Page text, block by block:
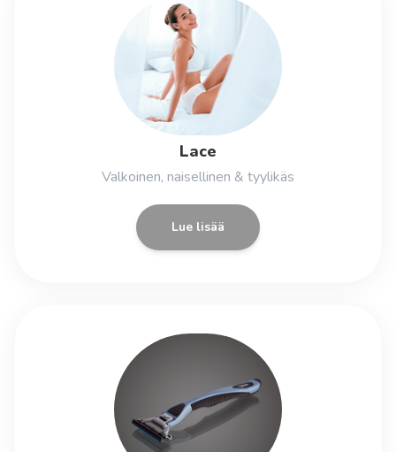
Lace
Valkoinen, naisellinen & tyylikäs
Lue lisää